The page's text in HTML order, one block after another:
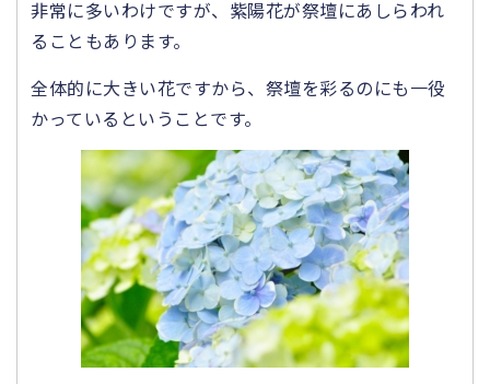
非常に多いわけですが、紫陽花が祭壇にあしらわれ
ることもあります。
全体的に大きい花ですから、祭壇を彩るのにも一役
かっているということです。